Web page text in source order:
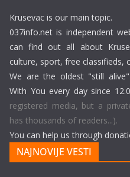
Krusevac is our main topic.
037info.net is independent
can find out all about
culture, sport, free classifieds,
We are the oldest "still
With You every day since
registered media, but a
has thousands of readers...).
You can help us through
NAJNOVIJE VESTI